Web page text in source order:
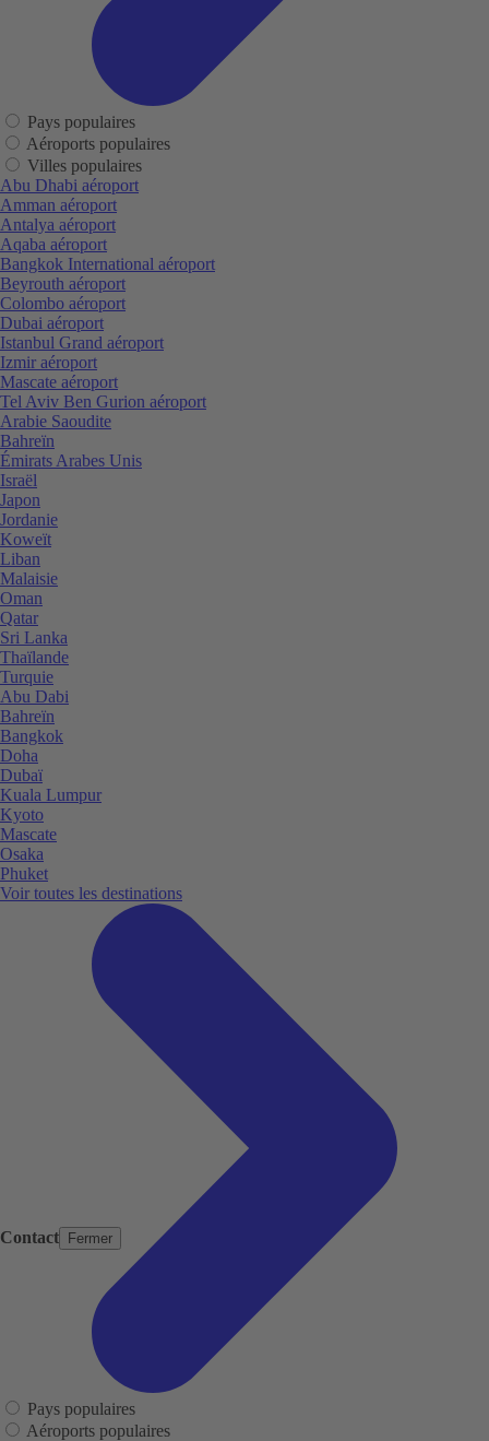
Contact Fermer
Pays populaires
Aéroports populaires
Villes populaires
Abu Dhabi aéroport
Amman aéroport
Antalya aéroport
Aqaba aéroport
Bangkok International aéroport
Beyrouth aéroport
Colombo aéroport
Dubai aéroport
Istanbul Grand aéroport
Izmir aéroport
Mascate aéroport
Tel Aviv Ben Gurion aéroport
Arabie Saoudite
Bahreïn
Émirats Arabes Unis
Israël
Japon
Jordanie
Koweït
Liban
Malaisie
Oman
Qatar
Sri Lanka
Thaïlande
Turquie
Abu Dabi
Bahreïn
Bangkok
Doha
Dubaï
Kuala Lumpur
Kyoto
Mascate
Osaka
Phuket
Voir toutes les destinations
Pays populaires
Aéroports populaires